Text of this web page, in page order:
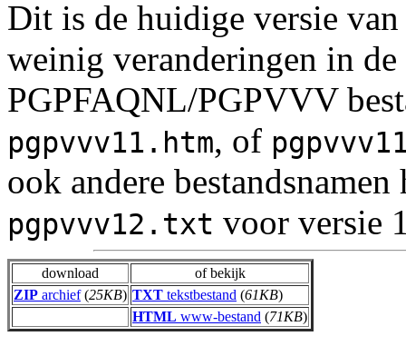
Dit is de huidige versie
weinig veranderingen in
PGPFAQNL/PGPVVV
pgpvvv11.htm, of
ook andere
pgpvvv12.txt voor versie
download
of bekijk
ZIP archief(25KB) TXT tekstbestand (61KB)
HTML www-bestand (71KB)